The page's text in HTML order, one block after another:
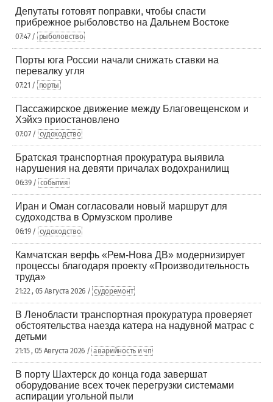
Депутаты готовят поправки, чтобы спасти
прибрежное рыболовство на Дальнем Востоке
07:47 / рыболовство
Порты юга России начали снижать ставки на
перевалку угля
07:21 / порты
Пассажирское движение между Благовещенском и
Хэйхэ приостановлено
07:07 / судоходство
Братская транспортная прокуратура выявила
нарушения на девяти причалах водохранилищ
06:39 / события
Иран и Оман согласовали новый маршрут для
судоходства в Ормузском проливе
06:19 / судоходство
Камчатская верфь «Рем-Нова ДВ» модернизирует
процессы благодаря проекту «Производительность
труда»
21:22 , 05 Августа 2026 / судоремонт
В Ленобласти транспортная прокуратура проверяет
обстоятельства наезда катера на надувной матрас с
детьми
21:15 , 05 Августа 2026 / аварийность и чп
В порту Шахтерск до конца года завершат
оборудование всех точек перегрузки системами
аспирации угольной пыли